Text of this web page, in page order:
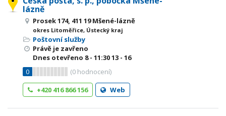
lázně
Prosek 174, 411 19 Mšené-lázně
okres Litoměřice, Ústecký kraj
Poštovní služby
Právě je zavřeno
Dnes otevřeno 8 - 11:3013 - 16
0
(0 hodnocení)
+420 416 866 156
Web